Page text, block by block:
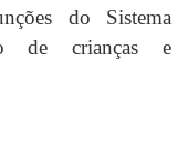
do Sistema
de crianças e